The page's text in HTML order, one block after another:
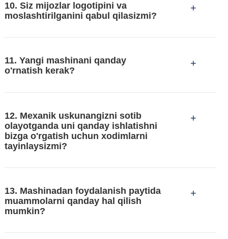
10. Siz mijozlar logotipini va
moslashtirilganini qabul qilasizmi?
+
11. Yangi mashinani qanday
o'rnatish kerak?
+
12. Mexanik uskunangizni sotib
olayotganda uni qanday ishlatishni
bizga o'rgatish uchun xodimlarni
tayinlaysizmi?
+
13. Mashinadan foydalanish paytida
muammolarni qanday hal qilish
mumkin?
+